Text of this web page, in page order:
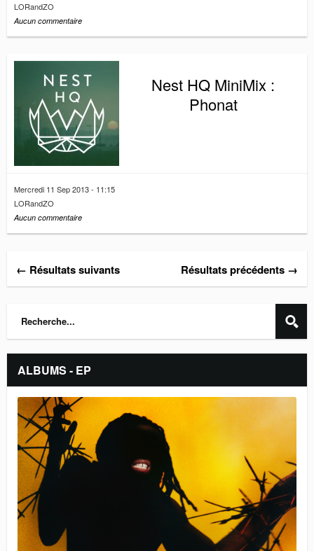
LORandZO
Aucun commentaire
Nest HQ MiniMix :
Phonat
Mercredi 11 Sep 2013 - 11:15
LORandZO
Aucun commentaire
← Résultats suivants Résultats précédents →
ALBUMS - EP